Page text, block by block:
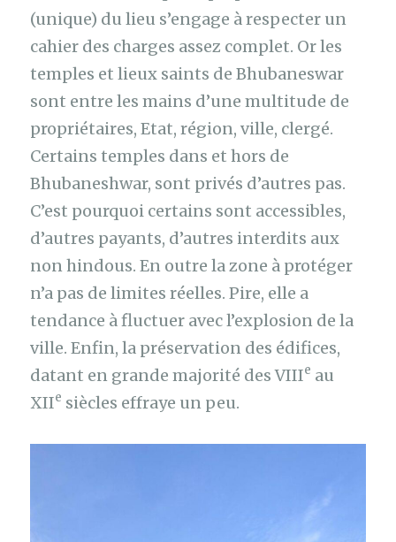
(unique) du lieu s’engage à respecter un
cahier des charges assez complet. Or les
temples et lieux saints de Bhubaneswar
sont entre les mains d’une multitude de
propriétaires, Etat, région, ville, clergé.
Certains temples dans et hors de
Bhubaneshwar, sont privés d’autres pas.
C’est pourquoi certains sont accessibles,
d’autres payants, d’autres interdits aux
non hindous. En outre la zone à protéger
n’a pas de limites réelles. Pire, elle a
tendance à fluctuer avec l’explosion de la
ville. Enfin, la préservation des édifices,
datant en grande majorité des VIIIe au
XIIe siècles effraye un peu.